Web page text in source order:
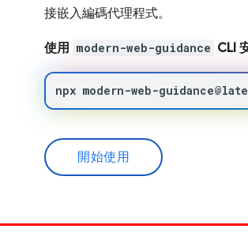
接嵌入編碼代理程式。
使用 modern-web-guidance CLI
npx modern-web-
開始使用